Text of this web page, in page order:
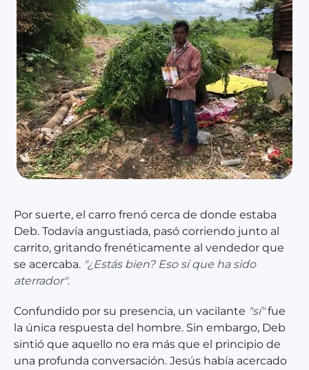
Por suerte, el carro frenó cerca de donde estaba
Deb. Todavía angustiada, pasó corriendo junto al
carrito, gritando frenéticamente al vendedor que
se acercaba. "¿Estás bien? Eso sí que ha sido
aterrador".
Confundido por su presencia, un vacilante "sí"fue
la única respuesta del hombre. Sin embargo, Deb
sintió que aquello no era más que el principio de
una profunda conversación. Jesús había acercado